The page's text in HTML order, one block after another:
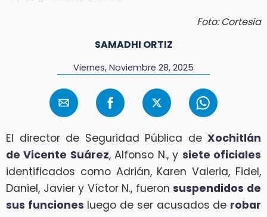
Foto: Cortesía
SAMADHI ORTIZ
Viernes, Noviembre 28, 2025
El director de Seguridad Pública de Xochitlán
de Vicente Suárez, Alfonso N., y siete oficiales
identificados como Adrián, Karen Valeria, Fidel,
Daniel, Javier y Víctor N., fueronsuspendidos de
sus funciones luego de ser acusados de robar